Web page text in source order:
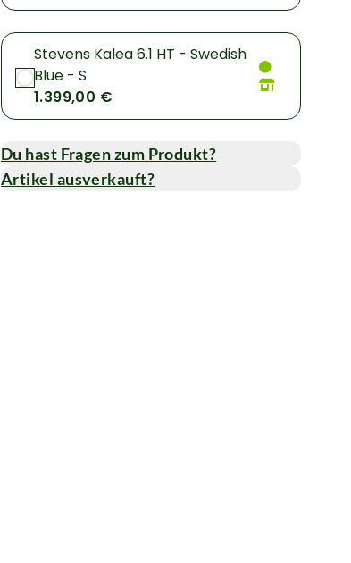
Stevens Kalea 6.1 HT - Swedish
Blue - S
1.399,00 €
Du hast Fragen zum Produkt?
Artikel ausverkauft?